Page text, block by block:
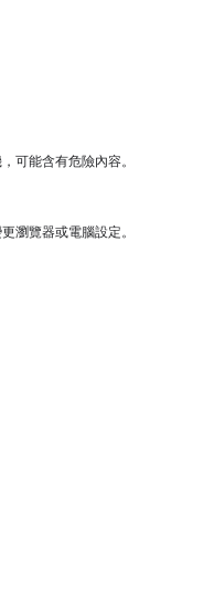
可能含有危險內容。
瀏覽器或電腦設定。